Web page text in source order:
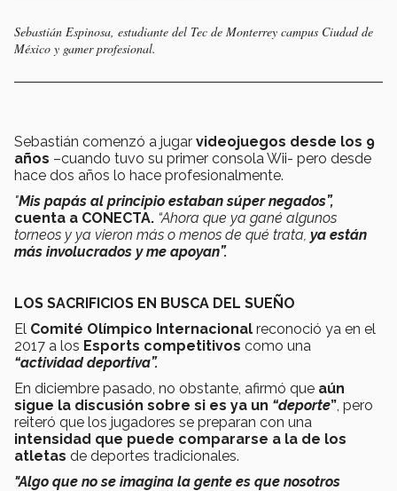
Sebastián Espinosa, estudiante del Tec de Monterrey campus Ciudad de
México y gamer profesional.
Sebastián comenzó a jugar videojuegos desde los 9
años –cuando tuvo su primer consola Wii- pero desde
hace dos años lo hace profesionalmente.
"Mis papás al principio estaban súper negados”,
cuenta a CONECTA. “Ahora que ya gané algunos
torneos y ya vieron más o menos de qué trata, ya están
más involucrados y me apoyan”.
LOS SACRIFICIOS EN BUSCA DEL SUEÑO
El Comité Olímpico Internacional reconoció ya en el
2017 a los Esports competitivos como una
“actividad deportiva”.
En diciembre pasado, no obstante, afirmó que aún
sigue la discusión sobre si es ya un “deporte”, pero
reiteró que los jugadores se preparan con una
intensidad que puede compararse a la de los
atletas de deportes tradicionales.
"Algo que no se imagina la gente es que nosotros